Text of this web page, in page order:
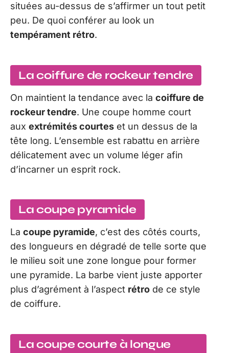
situées au-dessus de s’affirmer un tout petit
peu. De quoi conférer au look un
tempérament rétro.
La coiffure de rockeur tendre
On maintient la tendance avec la coiffure de
rockeur tendre. Une coupe homme court
aux extrémités courtes et un dessus de la
tête long. L’ensemble est rabattu en arrière
délicatement avec un volume léger afin
d’incarner un esprit rock.
La coupe pyramide
La coupe pyramide, c’est des côtés courts,
des longueurs en dégradé de telle sorte que
le milieu soit une zone longue pour former
une pyramide. La barbe vient juste apporter
plus d’agrément à l’aspect rétro de ce style
de coiffure.
La coupe courte à longue